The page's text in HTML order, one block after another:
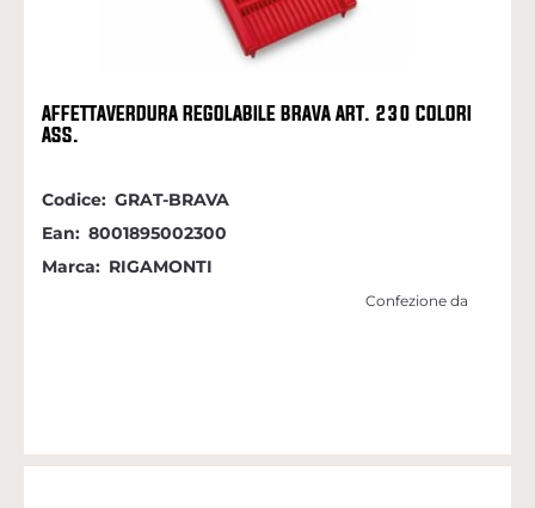
AFFETTAVERDURA REGOLABILE BRAVA ART. 230 COLORI
ASS.
Codice: GRAT-BRAVA
Ean: 8001895002300
Marca: RIGAMONTI
Confezione da